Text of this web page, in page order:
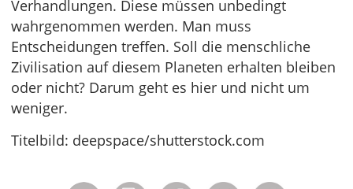
Verhandlungen. Diese müssen unbedingt
wahrgenommen werden. Man muss
Entscheidungen treffen. Soll die menschliche
Zivilisation auf diesem Planeten erhalten bleiben
oder nicht? Darum geht es hier und nicht um
weniger.
Titelbild: deepspace/shutterstock.com